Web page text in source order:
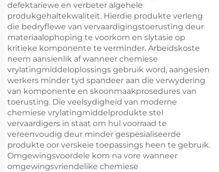
defektariewe en verbeter algehele
produkgehaltekwaliteit. Hierdie produkte verleng
die bedryflewe van vervaardigingstoerusting deur
materiaalophoping te voorkom en slytasie op
kritieke komponente te verminder. Arbeidskoste
neem aansienlik af wanneer chemiese
vrylatingmiddeloplossings gebruik word, aangesien
werkers minder tyd spandeer aan die verwydering
van komponente en skoonmaakprosedures van
toerusting. Die veelsydigheid van moderne
chemiese vrylatingmiddelprodukte stel
vervaardigers in staat om hul voorraad te
vereenvoudig deur minder gespesialiseerde
produkte oor verskeie toepassings heen te gebruik.
Omgewingsvoordele kom na vore wanneer
omgewingsvriendelike chemiese